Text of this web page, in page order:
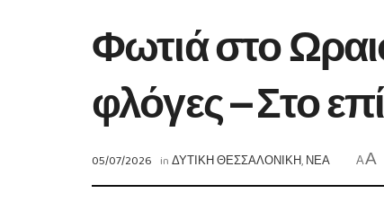
Φωτιά στο
φλόγες – Στο
05/07/2026 inΔΥΤΙΚΗ ΘΕΣΣΑΛΟΝΙΚΗ,ΝΕΑ AA